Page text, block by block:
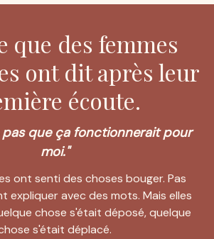
que des femmes
ont dit après leur
écoute.
pas que ça fonctionnerait pour
moi."
ont senti des choses bouger. Pas
expliquer avec des mots. Mais elles
chose s'était déposé, quelque
s'était déplacé.